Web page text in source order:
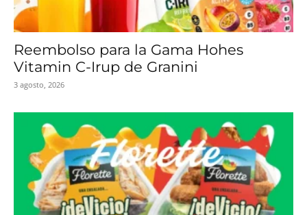
Reembolso para la Gama Hohes
Vitamin C-Irup de Granini
3 agosto, 2026